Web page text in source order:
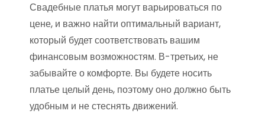
Свадебные платья могут варьироваться по
цене, и важно найти оптимальный вариант,
который будет соответствовать вашим
финансовым возможностям. В-третьих, не
забывайте о комфорте. Вы будете носить
платье целый день, поэтому оно должно быть
удобным и не стеснять движений.